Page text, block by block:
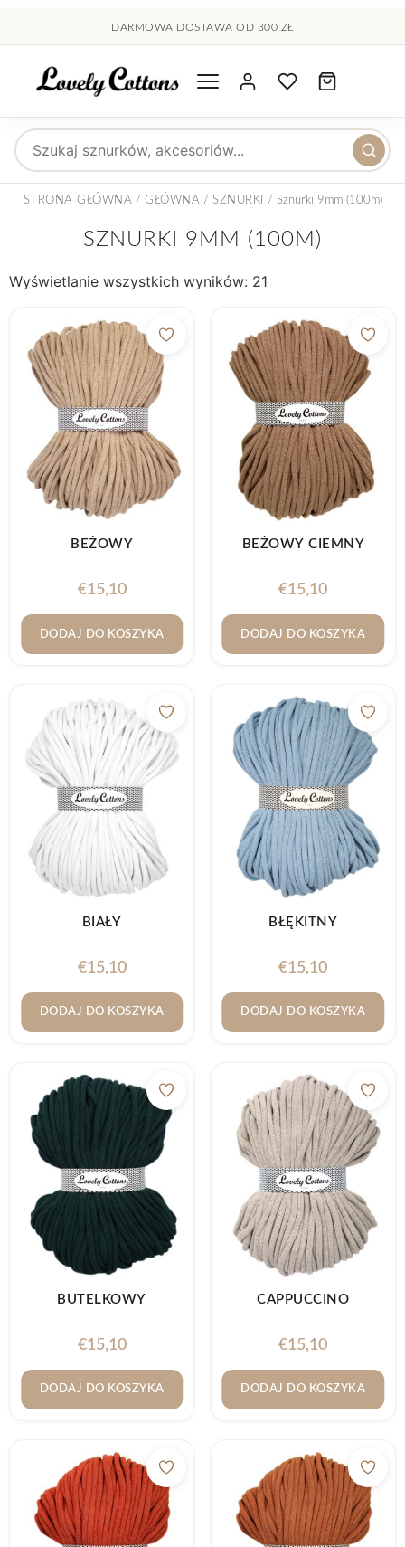
DARMOWA DOSTAWA OD 300 ZŁ
Wyszukaj produkty
STRONA GŁÓWNA / GŁÓWNA / SZNURKI / Sznurki 9mm (100m)
SZNURKI 9MM (100M)
Wyświetlanie wszystkich wyników: 21
BEŻOWY
€15,10
DODAJ DO KOSZYKA
BEŻOWY CIEMNY
€15,10
DODAJ DO KOSZYKA
BIAŁY
€15,10
DODAJ DO KOSZYKA
BŁĘKITNY
€15,10
DODAJ DO KOSZYKA
BUTELKOWY
€15,10
DODAJ DO KOSZYKA
CAPPUCCINO
€15,10
DODAJ DO KOSZYKA